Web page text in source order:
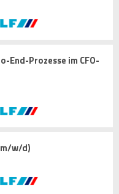
End-Prozesse im CFO-
w/d)